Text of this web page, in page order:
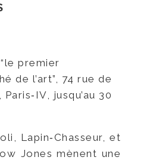
premier
de l’art”, 74 rue de
jusqu’au 30
Lapin‑Chasseur, et
Jones mènent une